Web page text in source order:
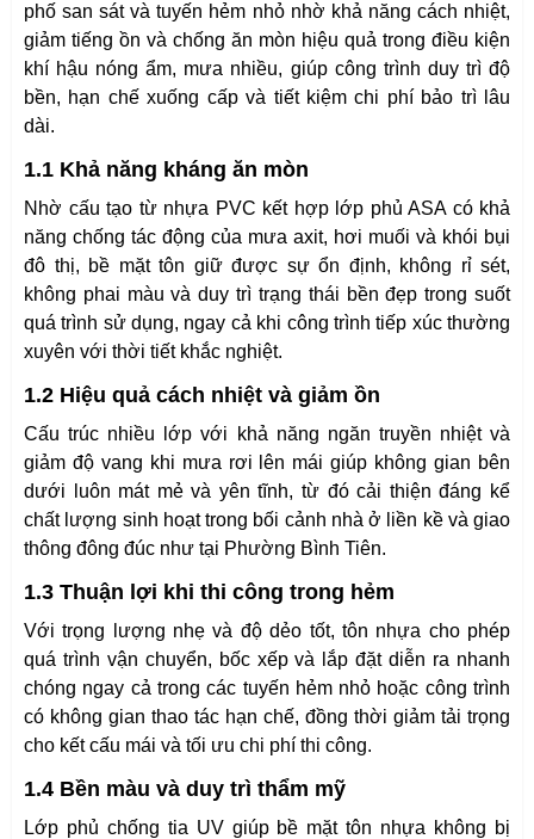
phố san sát và tuyến hẻm nhỏ nhờ khả năng cách nhiệt,
giảm tiếng ồn và chống ăn mòn hiệu quả trong điều kiện
khí hậu nóng ẩm, mưa nhiều, giúp công trình duy trì độ
bền, hạn chế xuống cấp và tiết kiệm chi phí bảo trì lâu
dài.
1.1 Khả năng kháng ăn mòn
Nhờ cấu tạo từ nhựa PVC kết hợp lớp phủ ASA có khả
năng chống tác động của mưa axit, hơi muối và khói bụi
đô thị, bề mặt tôn giữ được sự ổn định, không rỉ sét,
không phai màu và duy trì trạng thái bền đẹp trong suốt
quá trình sử dụng, ngay cả khi công trình tiếp xúc thường
xuyên với thời tiết khắc nghiệt.
1.2 Hiệu quả cách nhiệt và giảm ồn
Cấu trúc nhiều lớp với khả năng ngăn truyền nhiệt và
giảm độ vang khi mưa rơi lên mái giúp không gian bên
dưới luôn mát mẻ và yên tĩnh, từ đó cải thiện đáng kể
chất lượng sinh hoạt trong bối cảnh nhà ở liền kề và giao
thông đông đúc như tại Phường Bình Tiên.
1.3 Thuận lợi khi thi công trong hẻm
Với trọng lượng nhẹ và độ dẻo tốt, tôn nhựa cho phép
quá trình vận chuyển, bốc xếp và lắp đặt diễn ra nhanh
chóng ngay cả trong các tuyến hẻm nhỏ hoặc công trình
có không gian thao tác hạn chế, đồng thời giảm tải trọng
cho kết cấu mái và tối ưu chi phí thi công.
1.4 Bền màu và duy trì thẩm mỹ
Lớp phủ chống tia UV giúp bề mặt tôn nhựa không bị